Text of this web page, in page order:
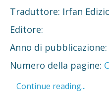
Traduttore: Irfan
Editore:
Anno di pubblicazione:
Numero della pagine:
Continue reading...